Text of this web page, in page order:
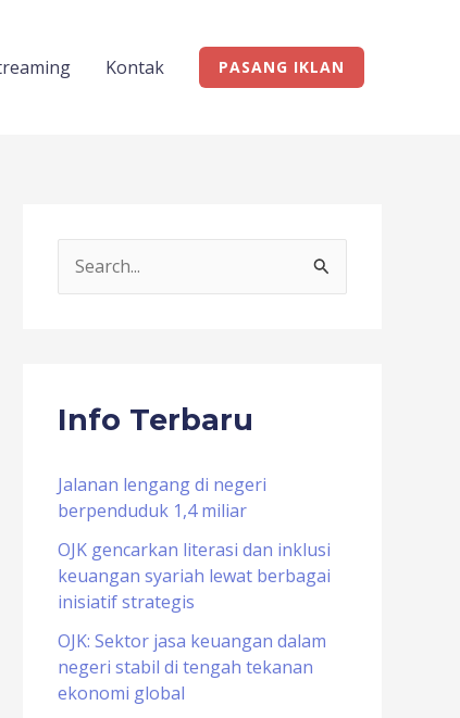
Kontak PASANG IKLAN
c
f
o
r
:
Info Terbaru
Jalanan lengang di negeri
berpenduduk 1,4 miliar
OJK gencarkan literasi dan inklusi
keuangan syariah lewat berbagai
inisiatif strategis
OJK: Sektor jasa keuangan dalam
negeri stabil di tengah tekanan
ekonomi global